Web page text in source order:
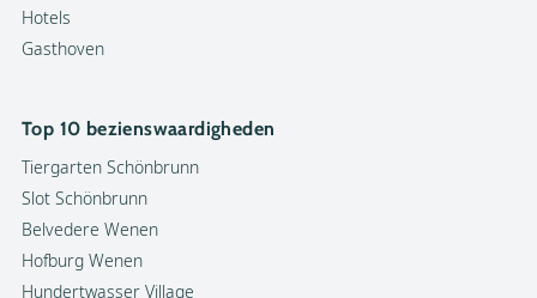
Hotels
Gasthoven
Top 10 bezienswaardigheden
Tiergarten Schönbrunn
Slot Schönbrunn
Belvedere Wenen
Hofburg Wenen
Hundertwasser Village